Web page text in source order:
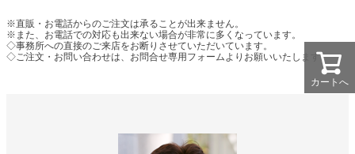
※直販・お電話からのご注文は承ることが出来ません。
※また、お電話での対応も出来ない場合が非常に多くなっています。
◇事務所への直接のご来店をお断りさせていただいています。
◇ご注文・お問い合わせは、お問合せ専用フォームよりお願いいたします。
カートへ